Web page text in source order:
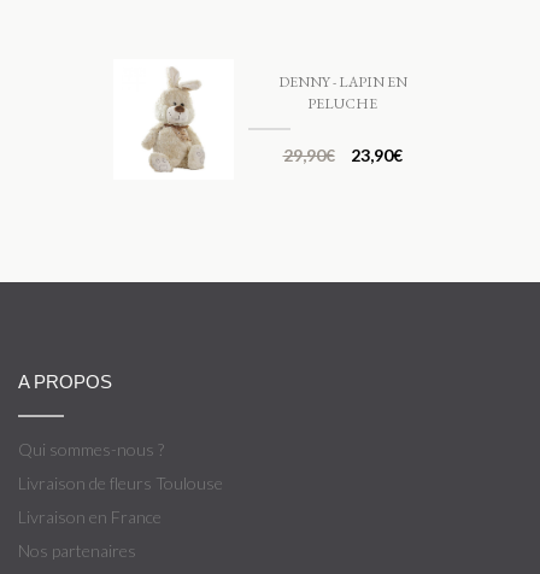
DENNY - LAPIN EN
PELUCHE
29,90€ 23,90€
A PROPOS
Qui sommes-nous ?
Livraison de fleurs Toulouse
Livraison en France
Nos partenaires